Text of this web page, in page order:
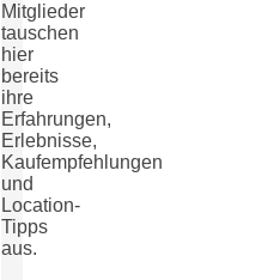
Mitglieder
tauschen
hier
bereits
ihre
Erfahrungen,
Erlebnisse,
Kaufempfehlungen
und
Location-
Tipps
aus.